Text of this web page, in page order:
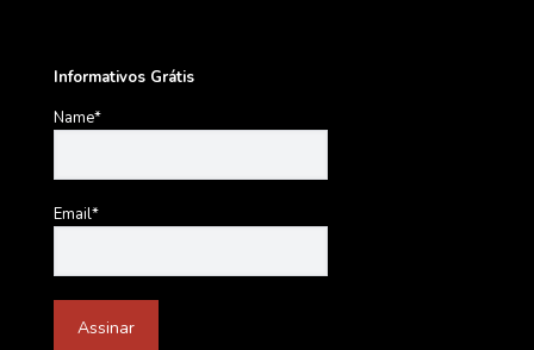
Informativos Grátis
Name*
Email*